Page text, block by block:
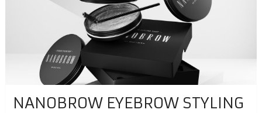
NANOBROW EYEBROW STYLING